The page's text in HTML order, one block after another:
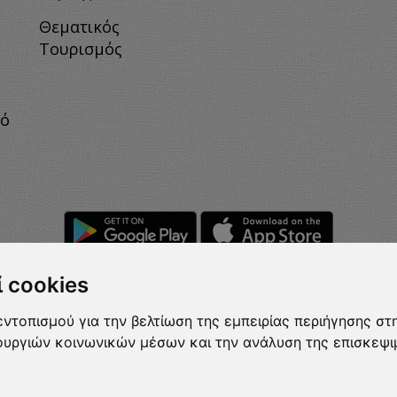
cookies
για την βελτίωση της εμπειρίας περιήγησης
κοινωνικών μέσων και την ανάλυση της
Θεματικός
Τουρισμός
Reserved.